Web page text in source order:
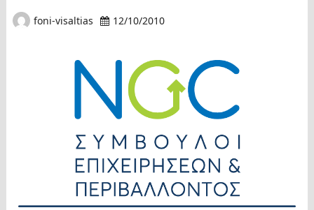
foni-visaltias 12/10/2010